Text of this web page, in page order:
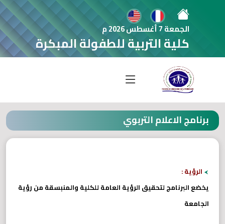
الجمعة 7 أغسطس 2026 م
كلية التربية للطفولة المبكرة
برنامج الاعلام التربوي
الرؤية :
يخضع البرنامج لتحقيق الرؤية العامة للكلية والمنبسقة من رؤية
الجامعة